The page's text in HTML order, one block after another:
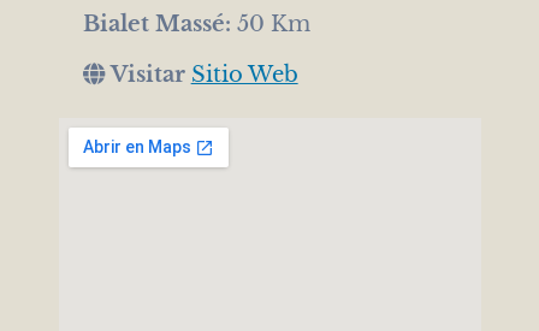
Bialet Massé: 50 Km
Visitar Sitio Web